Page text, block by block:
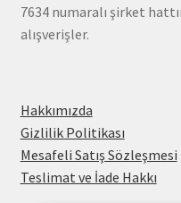
7634 numaralı şirket
alışverişler.
Hakkımızda
Gizlilik Politikası
Mesafeli Satış Sözleşmesi
Teslimat ve İade Hakkı